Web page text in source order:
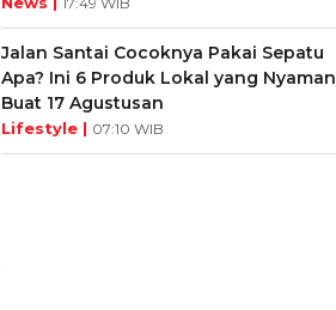
Jalan Santai Cocoknya Pakai Sepatu
Apa? Ini 6 Produk Lokal yang Nyaman
Buat 17 Agustusan
Lifestyle | 07:10 WIB